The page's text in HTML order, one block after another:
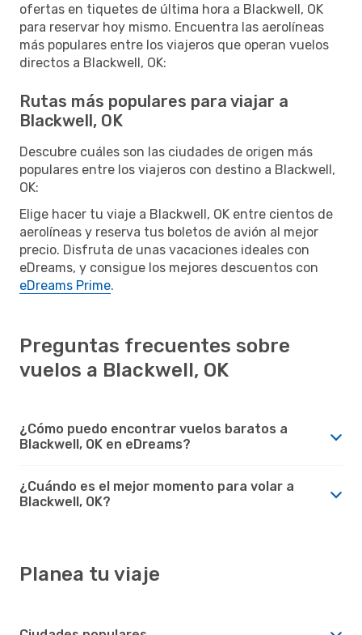
ofertas en tiquetes de última hora a Blackwell, OK
para reservar hoy mismo. Encuentra las aerolíneas
más populares entre los viajeros que operan vuelos
directos a Blackwell, OK:
Rutas más populares para viajar a
Blackwell, OK
Descubre cuáles son las ciudades de origen más
populares entre los viajeros con destino a Blackwell,
OK:
Elige hacer tu viaje a Blackwell, OK entre cientos de
aerolíneas y reserva tus boletos de avión al mejor
precio. Disfruta de unas vacaciones ideales con
eDreams, y consigue los mejores descuentos con
eDreams Prime.
Preguntas frecuentes sobre
vuelos a Blackwell, OK
¿Cómo puedo encontrar vuelos baratos a
Blackwell, OK en eDreams?
¿Cuándo es el mejor momento para volar a
Blackwell, OK?
Planea tu viaje